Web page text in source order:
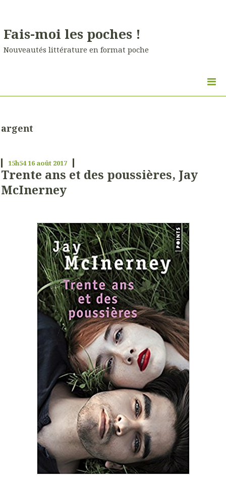
Fais-moi les poches !
Nouveautés littérature en format poche
argent
15h5416 août 2017
Trente ans et des poussières, Jay
McInerney